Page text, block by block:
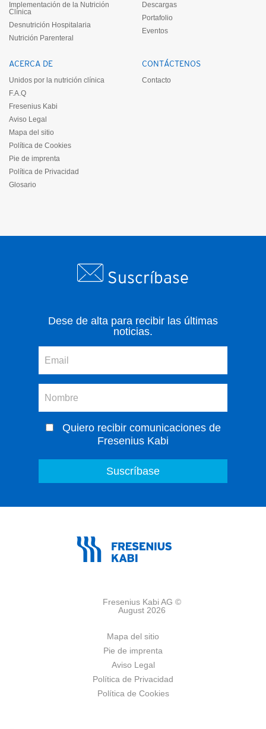
Implementación de la Nutrición
Clínica
Desnutrición Hospitalaria
Nutrición Parenteral
Descargas
Portafolio
Eventos
ACERCA DE
Unidos por la nutrición clínica
F.A.Q
Fresenius Kabi
Aviso Legal
Mapa del sitio
Política de Cookies
Pie de imprenta
Política de Privacidad
Glosario
CONTÁCTENOS
Contacto
Suscríbase
Dese de alta para recibir las últimas
noticias.
Quiero recibir comunicaciones de
Fresenius Kabi
Fresenius Kabi AG ©
August 2026
Mapa del sitio
Pie de imprenta
Aviso Legal
Política de Privacidad
Política de Cookies